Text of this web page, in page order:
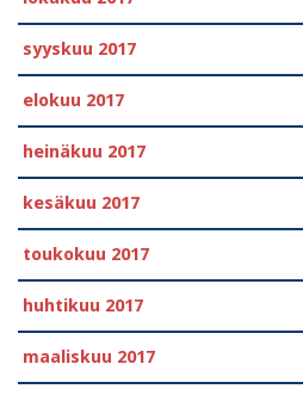
syyskuu 2017
elokuu 2017
heinäkuu 2017
kesäkuu 2017
toukokuu 2017
huhtikuu 2017
maaliskuu 2017